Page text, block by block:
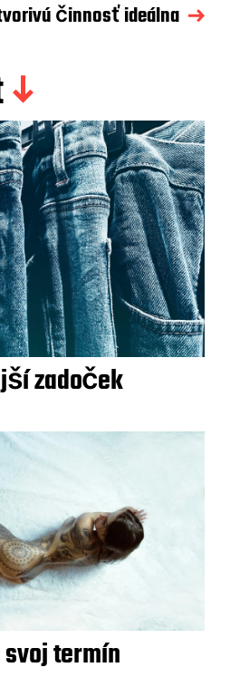
činnosť ideálna
zadoček
termín